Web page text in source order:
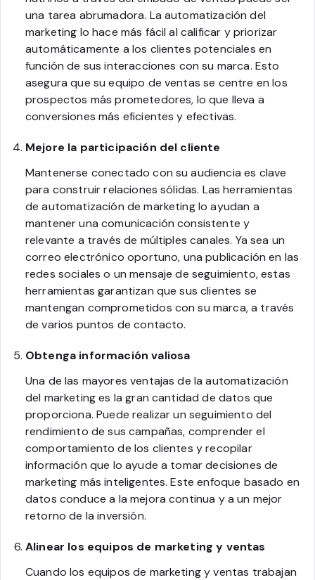
una tarea abrumadora. La automatización del
marketing lo hace más fácil al calificar y priorizar
automáticamente a los clientes potenciales en
función de sus interacciones con su marca. Esto
asegura que su equipo de ventas se centre en los
prospectos más prometedores, lo que lleva a
conversiones más eficientes y efectivas.
Mejore la participación del cliente
Mantenerse conectado con su audiencia es clave
para construir relaciones sólidas. Las herramientas
de automatización de marketing lo ayudan a
mantener una comunicación consistente y
relevante a través de múltiples canales. Ya sea un
correo electrónico oportuno, una publicación en las
redes sociales o un mensaje de seguimiento, estas
herramientas garantizan que sus clientes se
mantengan comprometidos con su marca, a través
de varios puntos de contacto.
Obtenga información valiosa
Una de las mayores ventajas de la automatización
del marketing es la gran cantidad de datos que
proporciona. Puede realizar un seguimiento del
rendimiento de sus campañas, comprender el
comportamiento de los clientes y recopilar
información que lo ayude a tomar decisiones de
marketing más inteligentes. Este enfoque basado en
datos conduce a la mejora continua y a un mejor
retorno de la inversión.
Alinear los equipos de marketing y ventas
Cuando los equipos de marketing y ventas trabajan